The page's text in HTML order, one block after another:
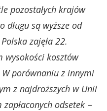
pozostałych krajów
długu są wyższe od
zajęła 22.
wysokości kosztów
W porównaniu z innymi
z najdroższych w Unii
odsetek –